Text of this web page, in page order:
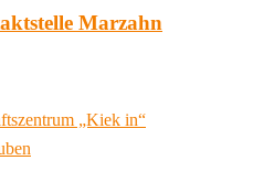
Marzahn
„Kiek in“